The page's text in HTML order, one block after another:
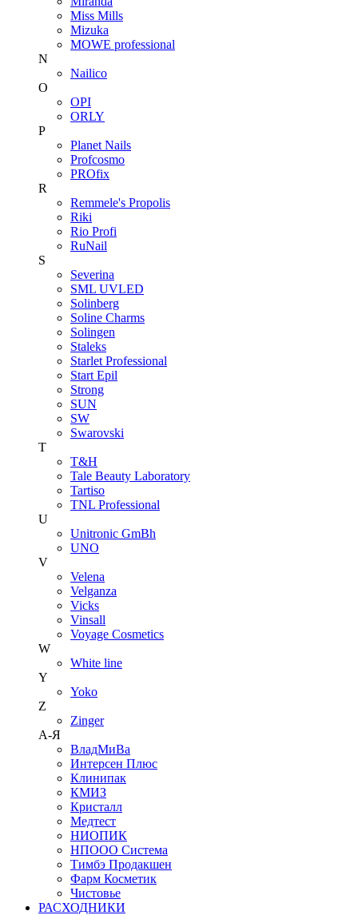
Miss Mills
Mizuka
MOWE professional
N
Nailico
O
OPI
ORLY
P
Planet Nails
Profcosmo
PROfix
R
Remmele's Propolis
Riki
Rio Profi
RuNail
S
Severina
SML UVLED
Solinberg
Soline Charms
Solingen
Staleks
Starlet Professional
Start Epil
Strong
SUN
SW
Swarovski
T
T&H
Tale Beauty Laboratory
Tartiso
TNL Professional
U
Unitroniс GmBh
UNO
V
Velena
Velganza
Vicks
Vinsall
Voyage Cosmetics
W
White line
Y
Yoko
Z
Zinger
А-Я
ВладМиВа
Интерсен Плюс
Клинипак
КМИЗ
Кристалл
Медтест
НИОПИК
НПООО Система
Тимбэ Продакшен
Фарм Косметик
Чистовье
РАСХОДНИКИ